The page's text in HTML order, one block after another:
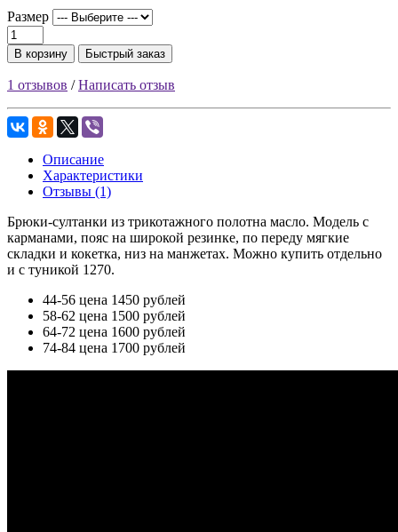
Размер
В корзину Быстрый заказ
1 отзывов /Написать отзыв
Описание
Характеристики
Отзывы (1)
Брюки-султанки из трикотажного полотна масло. Модель с
карманами, пояс на широкой резинке, по переду мягкие
складки и кокетка, низ на манжетах. Можно купить отдельно
и с туникой 1270.
44-56 цена 1450 рублей
58-62 цена 1500 рублей
64-72 цена 1600 рублей
74-84 цена 1700 рублей